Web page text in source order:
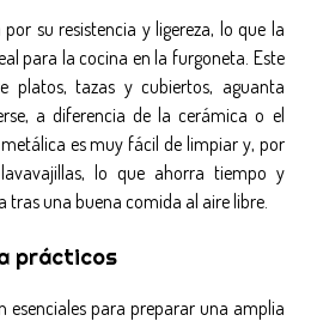
su resistencia y ligereza, lo que la
para la cocina en la furgoneta. Este
platos, tazas y cubiertos, aguanta
a diferencia de la cerámica o el
es muy fácil de limpiar y, por
lo que ahorra tiempo y
tras una buena comida al aire libre.
prácticos
esenciales para preparar una amplia